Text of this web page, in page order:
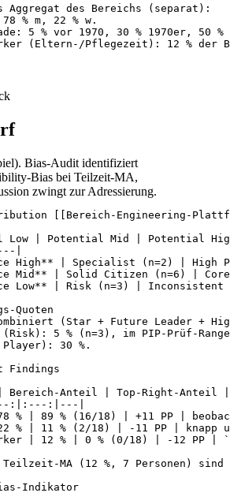
Aggregat des Bereichs (separat):
% m, 22 % w.
5 % vor 1970, 30 % 1970er, 50 %
(Eltern-/Pflegezeit): 12 % der
Bias-Audit identifiziert
Bias bei Teilzeit-MA,
zwingt zur Adressierung.
[[Bereich-Engineering-
Low | Potential Mid | Potential
|
High** | Specialist (n=2) |
Mid** | Solid Citizen (n=6) |
Low** | Risk (n=3) | Inconsistent
Quoten
(Star + Future Leader +
5 % (n=3), im PIP-Prüf-
30 %.
Findings
| Bereich-Anteil | Top-Right-Anteil
:|:---:|---|
% | 89 % (16/18) | +11 PP |
% | 11 % (2/18) | -11 PP | knapp
| 12 % | 0 % (0/18) | -12 PP |
Teilzeit-MA (12 %, 7 Personen)
Indikator